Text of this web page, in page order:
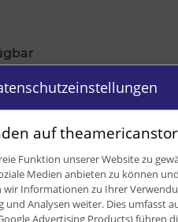
auf
Funktion unserer Website zu
Medien anbieten zu können
wir Informationen zu Ihrer
und Analysen weiter. Dies umfasst
Advertising Products) führen